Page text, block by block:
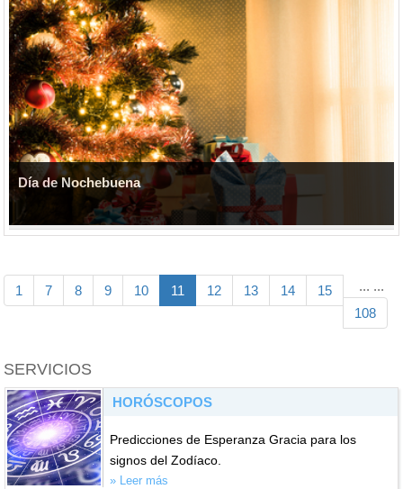
Día de Nochebuena
1 ...
7 8 9 10 11 12 13 14 15
...
108
SERVICIOS
HORÓSCOPOS
Predicciones de Esperanza Gracia para los
signos del Zodíaco.
» Leer más